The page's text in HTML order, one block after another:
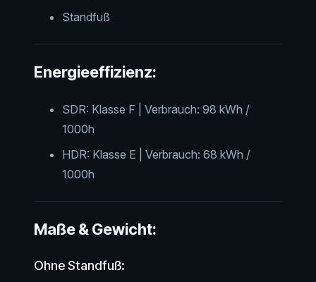
Standfuß
Energieeffizienz:
SDR: Klasse F | Verbrauch: 98 kWh /
1000h
HDR: Klasse E | Verbrauch: 68 kWh /
1000h
Maße & Gewicht:
Ohne Standfuß: